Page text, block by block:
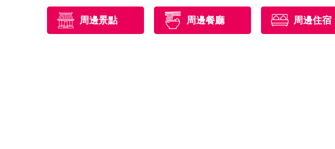
周邊景點 周邊餐廳 周邊住宿